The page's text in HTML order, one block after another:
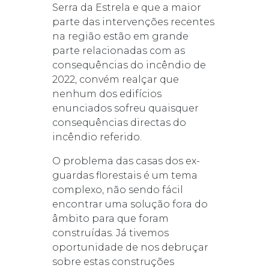
Serra da Estrela e que a maior
parte das intervenções recentes
na região estão em grande
parte relacionadas com as
consequências do incêndio de
2022, convém realçar que
nenhum dos edifícios
enunciados sofreu quaisquer
consequências directas do
incêndio referido.
O problema das casas dos ex-
guardas florestais é um tema
complexo, não sendo fácil
encontrar uma solução fora do
âmbito para que foram
construídas. Já tivemos
oportunidade de nos debruçar
sobre estas construções